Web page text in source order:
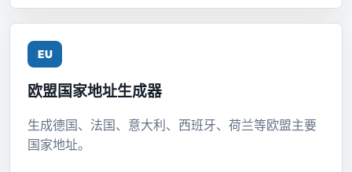
EU
欧盟国家地址生成器
生成德国、法国、意大利、西班牙、荷兰等欧盟主要
国家地址。